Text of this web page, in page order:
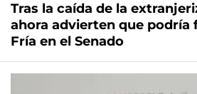
Tras la caída de la
ahora advierten que podría
Fría en el Senado